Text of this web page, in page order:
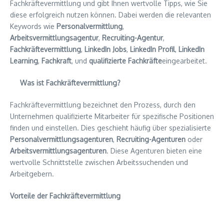
Fachkräftevermittlung und gibt Ihnen wertvolle Tipps, wie Sie
diese erfolgreich nutzen können. Dabei werden die relevanten
Keywords wie Personalvermittlung,
Arbeitsvermittlungsagentur, Recruiting-Agentur,
Fachkräftevermittlung, LinkedIn Jobs, LinkedIn Profil, LinkedIn
Learning, Fachkraft, und qualifizierte Fachkräfteeingearbeitet.
Was ist Fachkräftevermittlung?
Fachkräftevermittlung bezeichnet den Prozess, durch den
Unternehmen qualifizierte Mitarbeiter für spezifische Positionen
finden und einstellen. Dies geschieht häufig über spezialisierte
Personalvermittlungsagenturen, Recruiting-Agenturen oder
Arbeitsvermittlungsagenturen. Diese Agenturen bieten eine
wertvolle Schnittstelle zwischen Arbeitssuchenden und
Arbeitgebern.
Vorteile der Fachkräftevermittlung